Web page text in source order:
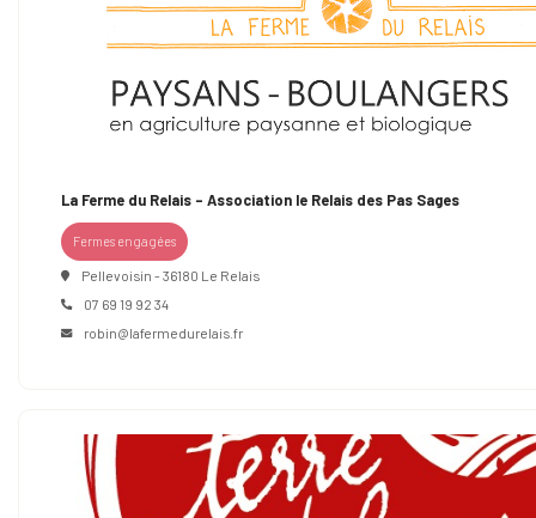
La Ferme du Relais – Association le Relais des Pas Sages
Fermes engagées
Pellevoisin - 36180 Le Relais
07 69 19 92 34
robin@lafermedurelais.fr